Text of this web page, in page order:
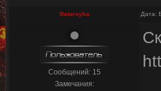
Batareyka Дата:
Сообщений: 15
Замечания: